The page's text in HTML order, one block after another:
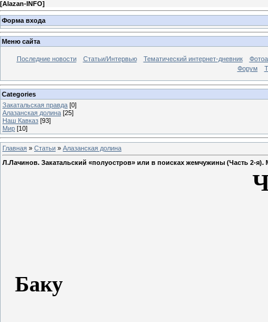
[Alazan-INFO]
Форма входа
Меню сайта
Последние новости Статьи/Интервью Тематический интернет-дневник
Форум
Categories
Закатальская правда [0]
Алазанская долина [25]
Наш Кавказ [93]
Мир [10]
Главная » Статьи » Алазанская долина
Л.Лачинов. Закатальский «полуостров» или в поисках жемчужины (Часть 2-я).
Баку